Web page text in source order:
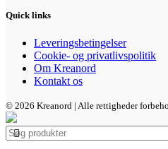
Quick links
Leveringsbetingelser
Cookie- og privatlivspolitik
Om Kreanord
Kontakt os
© 2026 Kreanord | Alle rettigheder